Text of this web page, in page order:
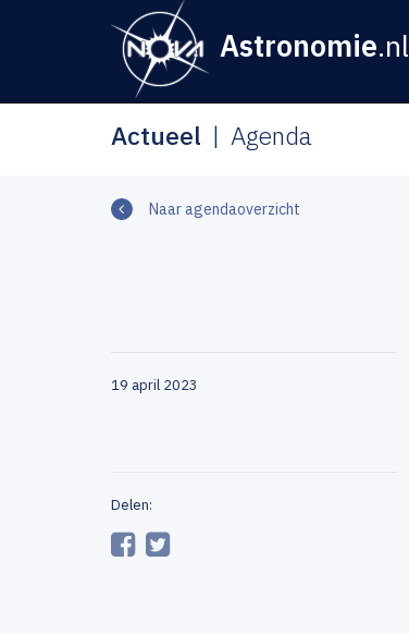
Astronomie.nl
Actueel Agenda
Naar agendaoverzicht
19 april 2023
Delen: